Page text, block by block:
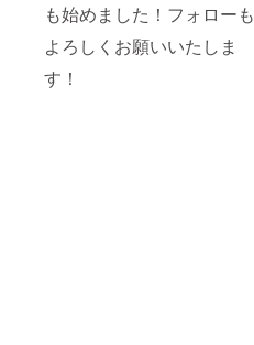
も始めました！フォローも
よろしくお願いいたしま
す！